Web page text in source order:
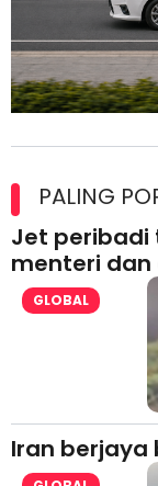
lesen separuh
PALING
Jet peribadi
menteri
GLOBAL
Iran berjaya